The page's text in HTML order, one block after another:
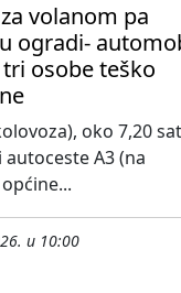
volanom pa
ogradi-
osobe teško
oko 7,20
A3 (na
u 10:00